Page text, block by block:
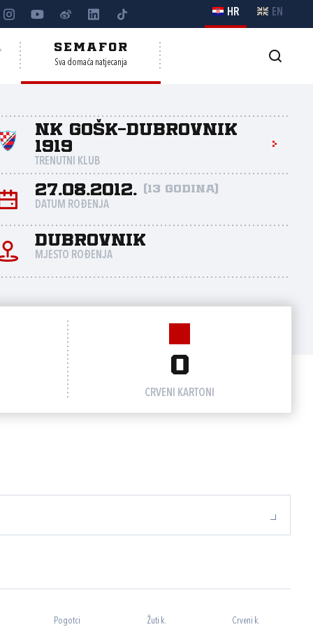
HR EN
SEMAFOR
Sva domaća natjecanja
NK GOŠK-Dubrovnik
1919
TRENUTNI KLUB
27.08.2012. (13 godina)
DATUM ROĐENJA
Dubrovnik
MJESTO ROĐENJA
0
CRVENI KARTONI
Pogotci Žuti k. Crveni k.